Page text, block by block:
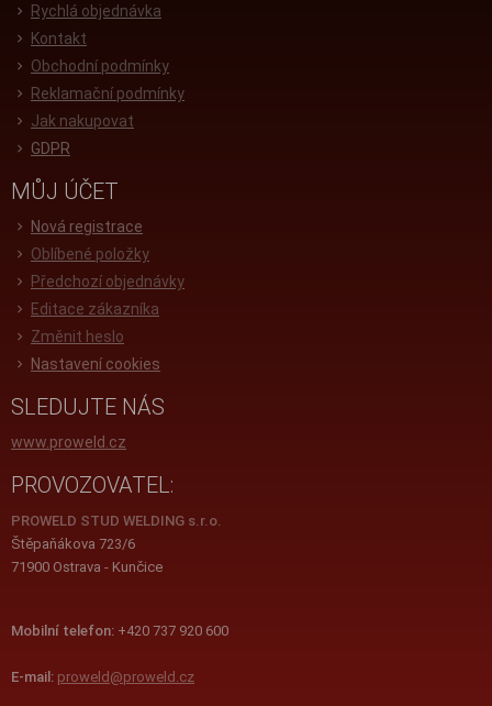
Rychlá objednávka
Kontakt
Obchodní podmínky
Reklamační podmínky
Jak nakupovat
GDPR
MŮJ ÚČET
Nová registrace
Oblíbené položky
Předchozí objednávky
Editace zákazníka
Změnit heslo
Nastavení cookies
SLEDUJTE NÁS
www.proweld.cz
PROVOZOVATEL:
PROWELD STUD WELDING s.r.o.
Štěpaňákova 723/6
71900 Ostrava - Kunčice
Mobilní telefon: +420 737 920 600
E-mail: proweld@proweld.cz